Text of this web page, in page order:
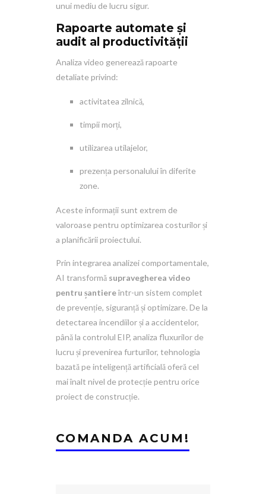
unui mediu de lucru sigur.
Rapoarte automate și
audit al productivității
Analiza video generează rapoarte
detaliate privind:
activitatea zilnică,
timpii morți,
utilizarea utilajelor,
prezența personalului în diferite
zone.
Aceste informații sunt extrem de
valoroase pentru optimizarea costurilor și
a planificării proiectului.
Prin integrarea analizei comportamentale,
AI transformă supravegherea video
pentru șantiereîntr-un sistem complet
de prevenție, siguranță și optimizare. De la
detectarea incendiilor și a accidentelor,
până la controlul EIP, analiza fluxurilor de
lucru și prevenirea furturilor, tehnologia
bazată pe inteligență artificială oferă cel
mai înalt nivel de protecție pentru orice
proiect de construcție.
COMANDA ACUM!